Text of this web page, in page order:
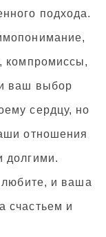
подхода.
компромиссы,
ваш выбор
сердцу, но
отношения
долгими.
любите, и ваша
счастьем и